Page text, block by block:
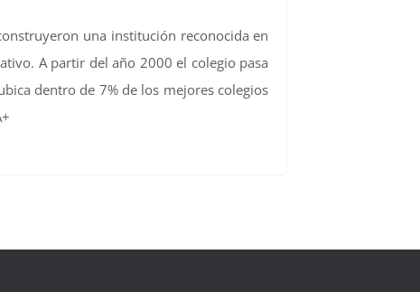
una institución reconocida en
A partir del año 2000 el colegio pasa
dentro de 7% de los mejores colegios